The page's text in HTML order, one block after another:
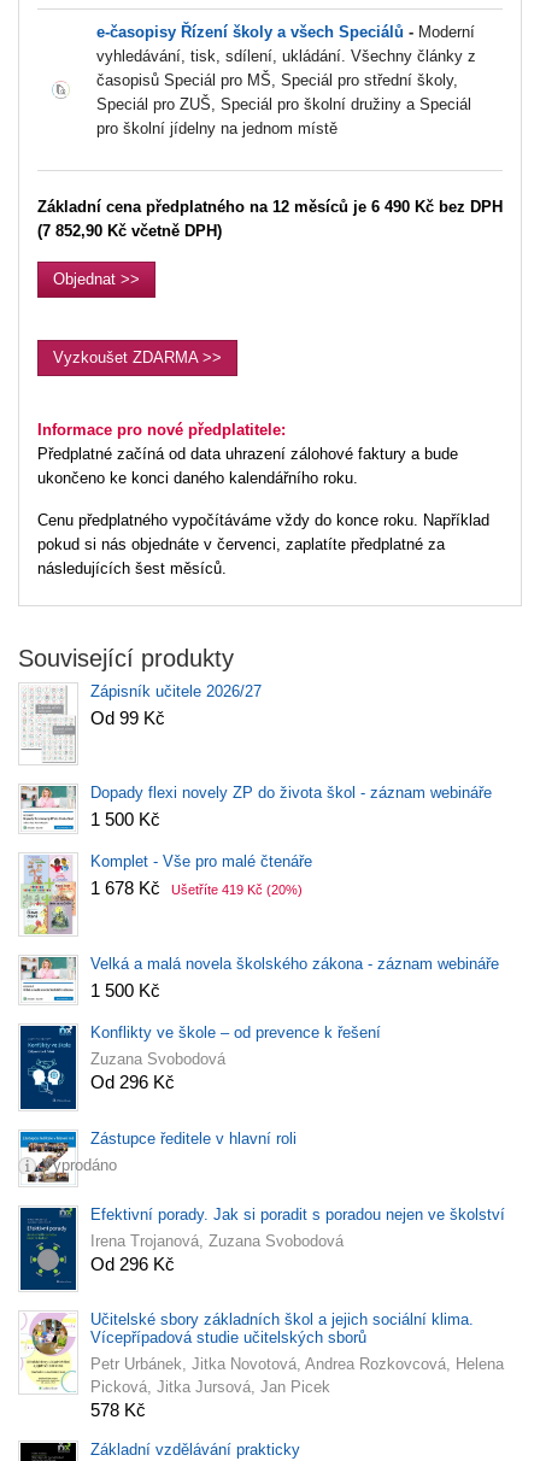
e-časopisy Řízení školy a všech Speciálů - Moderní
vyhledávání, tisk, sdílení, ukládání. Všechny články z
časopisů Speciál pro MŠ, Speciál pro střední školy,
Speciál pro ZUŠ, Speciál pro školní družiny a Speciál
pro školní jídelny na jednom místě
Základní cena předplatného na 12 měsíců je 6 490 Kč bez DPH
(7 852,90 Kč včetně DPH)
Objednat >>
Vyzkoušet ZDARMA >>
Informace pro nové předplatitele:
Předplatné začíná od data uhrazení zálohové faktury a bude
ukončeno ke konci daného kalendářního roku.
Cenu předplatného vypočítáváme vždy do konce roku. Například
pokud si nás objednáte v červenci, zaplatíte předplatné za
následujících šest měsíců.
Související produkty
Zápisník učitele 2026/27
Od 99 Kč
Dopady flexi novely ZP do života škol - záznam webináře
1 500 Kč
Komplet - Vše pro malé čtenáře
1 678 Kč Ušetříte 419 Kč (20%)
Velká a malá novela školského zákona - záznam webináře
1 500 Kč
Konflikty ve škole – od prevence k řešení
Zuzana Svobodová
Od 296 Kč
Zástupce ředitele v hlavní roli
Vyprodáno
Efektivní porady. Jak si poradit s poradou nejen ve školství
Irena Trojanová, Zuzana Svobodová
Od 296 Kč
Učitelské sbory základních škol a jejich sociální klima.
Vícepřípadová studie učitelských sborů
Petr Urbánek, Jitka Novotová, Andrea Rozkovcová, Helena
Picková, Jitka Jursová, Jan Picek
578 Kč
Základní vzdělávání prakticky